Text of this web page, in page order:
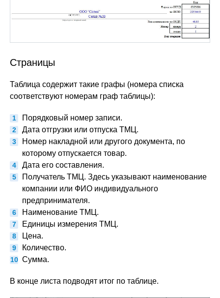
Страницы
Таблица содержит такие графы (номера списка
соответствуют номерам граф таблицы):
Порядковый номер записи.
Дата отгрузки или отпуска ТМЦ.
Номер накладной или другого документа, по
которому отпускается товар.
Дата его составления.
Получатель ТМЦ. Здесь указывают наименование
компании или ФИО индивидуального
предпринимателя.
Наименование ТМЦ.
Единицы измерения ТМЦ.
Цена.
Количество.
Сумма.
В конце листа подводят итог по таблице.